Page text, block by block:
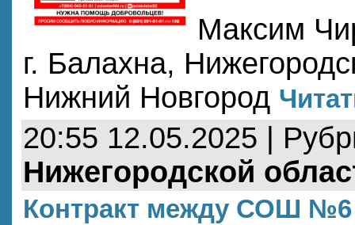
Максим
г. Балахна,
Нижний Новгород
20:55 12.05.2025 |
Нижегородской
Контракт между СОШ №6